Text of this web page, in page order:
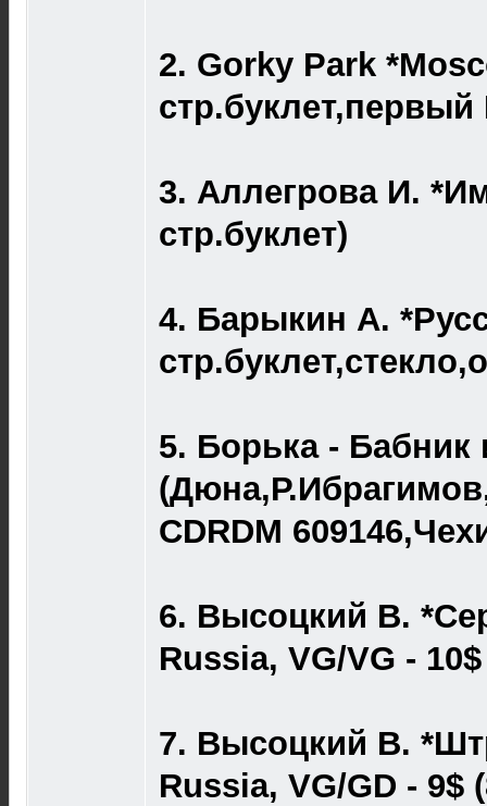
2. Gorky Park
стр.буклет,первый
3. Аллегрова И.
стр.буклет)
4. Барыкин А.
5. Борька - Бабник
CDRDM
6. Высоцкий В.
Russia, VG/VG -
7. Высоцкий В.
Russia, VG/GD - 9$